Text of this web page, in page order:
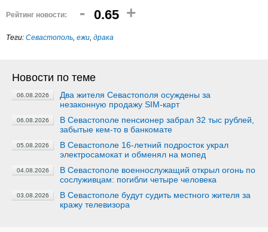
Рейтинг новости: - 0.65 +
Теги: Севастополь, ежи, драка
Новости по теме
06.08.2026
Два жителя Севастополя осуждены за
незаконную продажу SIM-карт
06.08.2026
В Севастополе пенсионер забрал 32 тыс рублей,
забытые кем-то в банкомате
05.08.2026
В Севастополе 16-летний подросток украл
электросамокат и обменял на мопед
04.08.2026
В Севастополе военнослужащий открыл огонь по
сослуживцам: погибли четыре человека
03.08.2026
В Севастополе будут судить местного жителя за
кражу телевизора